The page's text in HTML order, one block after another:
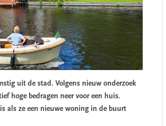
uit de stad. Volgens nieuw onderzoek
hoge bedragen neer voor een huis.
als ze een nieuwe woning in de buurt